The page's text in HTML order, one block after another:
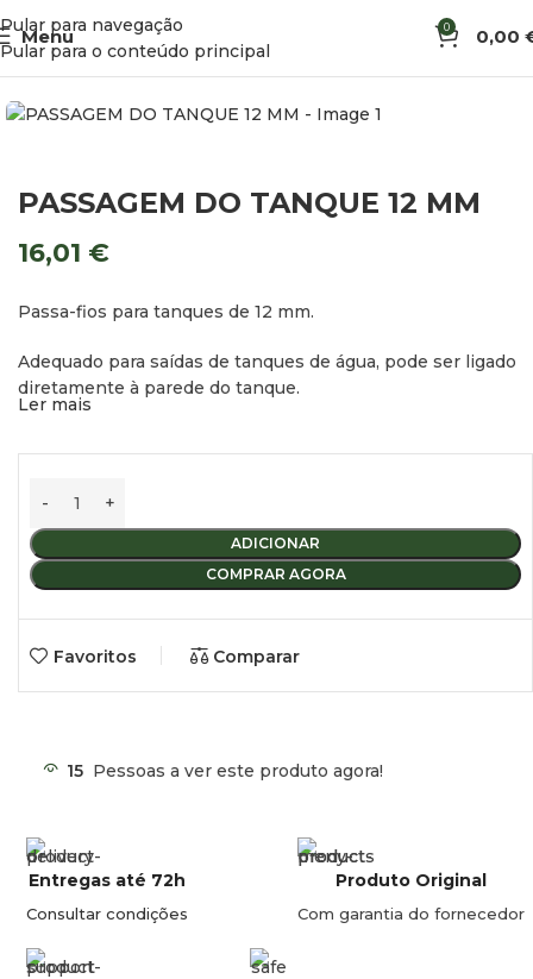
Pular para navegação
Pular para o conteúdo principal
Menu 0 0,00
Início Água John Guest
PASSAGEM DO TANQUE 12 MM
16,01 €
Passa-fios para tanques de 12 mm.
Adequado para saídas de tanques de água, pode ser ligado
diretamente à parede do tanque.
Ler mais
ADICIONAR
COMPRAR AGORA
Favoritos Comparar
15 Pessoas a ver este produto agora!
Entregas até 72h
Consultar condições
Produto Original
Com garantia do fornecedor